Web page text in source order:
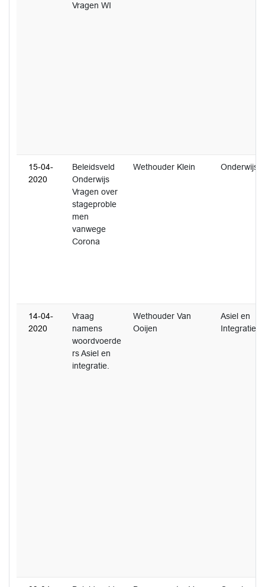
Vragen WI
15-04-
2020
Beleidsveld
Onderwijs
Vragen over
stageproble
men
vanwege
Corona
Wethouder Klein Onderwijs
14-04-
2020
Vraag
namens
woordvoerde
rs Asiel en
integratie.
Wethouder Van
Ooijen
Asiel en
Integratie